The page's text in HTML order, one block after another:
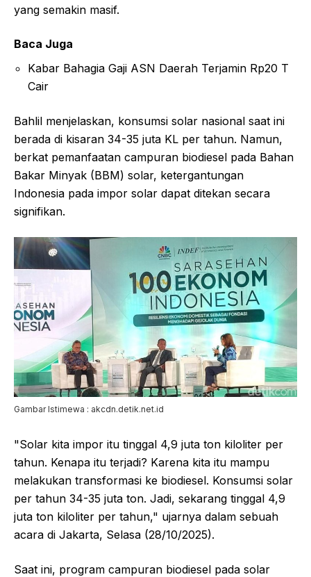
yang semakin masif.
Baca Juga
Kabar Bahagia Gaji ASN Daerah Terjamin Rp20 T
Cair
Bahlil menjelaskan, konsumsi solar nasional saat ini
berada di kisaran 34-35 juta KL per tahun. Namun,
berkat pemanfaatan campuran biodiesel pada Bahan
Bakar Minyak (BBM) solar, ketergantungan
Indonesia pada impor solar dapat ditekan secara
signifikan.
Gambar Istimewa : akcdn.detik.net.id
"Solar kita impor itu tinggal 4,9 juta ton kiloliter per
tahun. Kenapa itu terjadi? Karena kita itu mampu
melakukan transformasi ke biodiesel. Konsumsi solar
per tahun 34-35 juta ton. Jadi, sekarang tinggal 4,9
juta ton kiloliter per tahun," ujarnya dalam sebuah
acara di Jakarta, Selasa (28/10/2025).
Saat ini, program campuran biodiesel pada solar